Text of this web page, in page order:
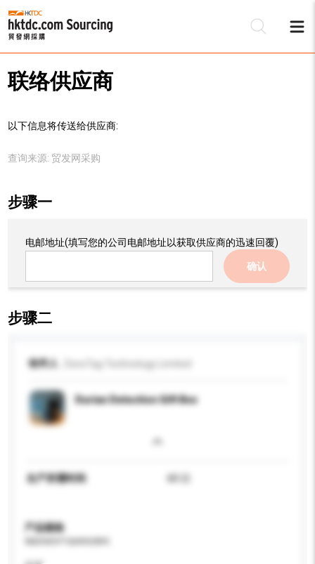
联络供应商
以下信息将传送给供应商:
查询来源: 贸发网采购
步骤一
电邮地址(填写您的公司电邮地址以获取供应商的迅速回覆)
确认
步骤二
收件人
Durian Detection Gift Box
生产所需时间 60 日
产品规格